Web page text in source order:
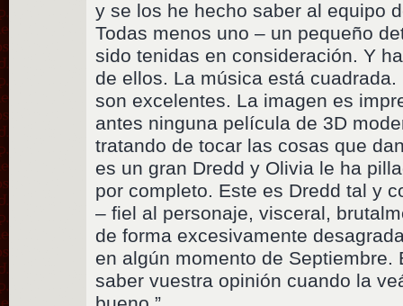
y se los he hecho saber al equipo
Todas menos uno – un pequeño
sido tenidas en consideración. Y
de ellos. La música está
son excelentes. La imagen es
antes ninguna película de 3D
tratando de tocar las cosas que
es un gran Dredd y Olivia le ha
por completo. Este es Dredd tal y
– fiel al personaje, visceral,
de forma excesivamente
en algún momento de Septiembre.
saber vuestra opinión cuando la